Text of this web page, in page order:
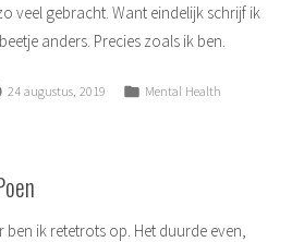
veel gebracht. Want eindelijk schrijf ik
anders. Precies zoals ik ben.
24 augustus, 2019
Posted
Mental Health
ben ik retetrots op. Het duurde even,